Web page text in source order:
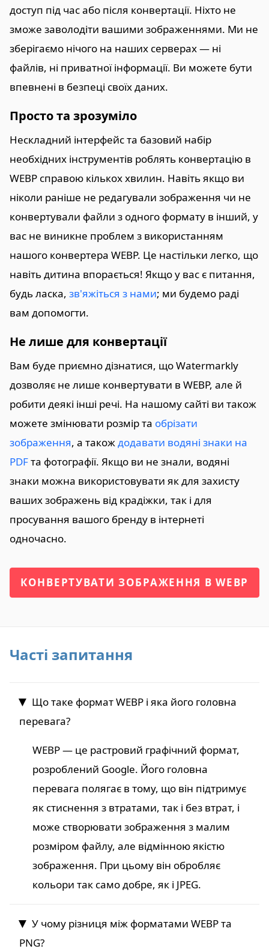
доступ під час або після конвертації. Ніхто не
зможе заволодіти вашими зображеннями. Ми не
зберігаємо нічого на наших серверах — ні
файлів, ні приватної інформації. Ви можете бути
впевнені в безпеці своїх даних.
Просто та зрозуміло
Нескладний інтерфейс та базовий набір
необхідних інструментів роблять конвертацію в
WEBP справою кількох хвилин. Навіть якщо ви
ніколи раніше не редагували зображення чи не
конвертували файли з одного формату в інший, у
вас не виникне проблем з використанням
нашого конвертера WEBP. Це настільки легко, що
навіть дитина впорається! Якщо у вас є питання,
будь ласка, зв'яжіться з нами; ми будемо раді
вам допомогти.
Не лише для конвертації
Вам буде приємно дізнатися, що Watermarkly
дозволяє не лише конвертувати в WEBP, але й
робити деякі інші речі. На нашому сайті ви також
можете змінювати розмір та обрізати
зображення, а такождодавати водяні знаки на
PDFта фотографії. Якщо ви не знали, водяні
знаки можна використовувати як для захисту
ваших зображень від крадіжки, так і для
просування вашого бренду в інтернеті
одночасно.
КОНВЕРТУВАТИ ЗОБРАЖЕННЯ В WEBP
Часті запитання
Що таке формат WEBP і яка його головна
перевага?
WEBP — це растровий графічний формат,
розроблений Google. Його головна
перевага полягає в тому, що він підтримує
як стиснення з втратами, так і без втрат, і
може створювати зображення з малим
розміром файлу, але відмінною якістю
зображення. При цьому він обробляє
кольори так само добре, як і JPEG.
У чому різниця між форматами WEBP та
PNG?